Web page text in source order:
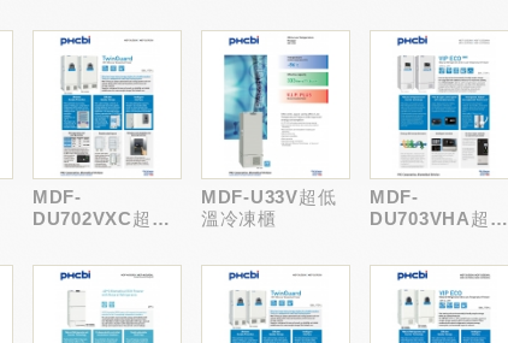
MDF-
DU702VXC超低
MDF-U33V超低
溫冷凍櫃
MDF-
DU703VHA超低